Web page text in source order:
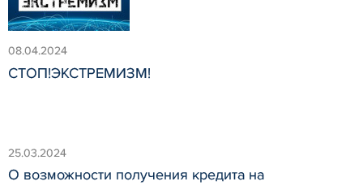
08.04.2024
СТОП!ЭКСТРЕМИЗМ!
25.03.2024
О возможности получения кредита на